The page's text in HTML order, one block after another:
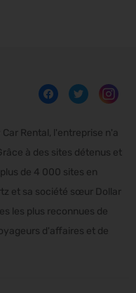
Rental, l'entreprise n'a
à des sites détenus et
de 4 000 sites en
et sa société sœur Dollar
les plus reconnues de
d'affaires et de